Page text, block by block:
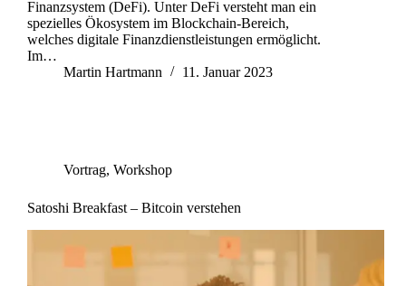
Finanzsystem (DeFi). Unter DeFi versteht man ein
spezielles Ökosystem im Blockchain-Bereich,
welches digitale Finanzdienstleistungen ermöglicht.
Im…
Martin Hartmann
11. Januar 2023
Vortrag, Workshop
Satoshi Breakfast – Bitcoin verstehen